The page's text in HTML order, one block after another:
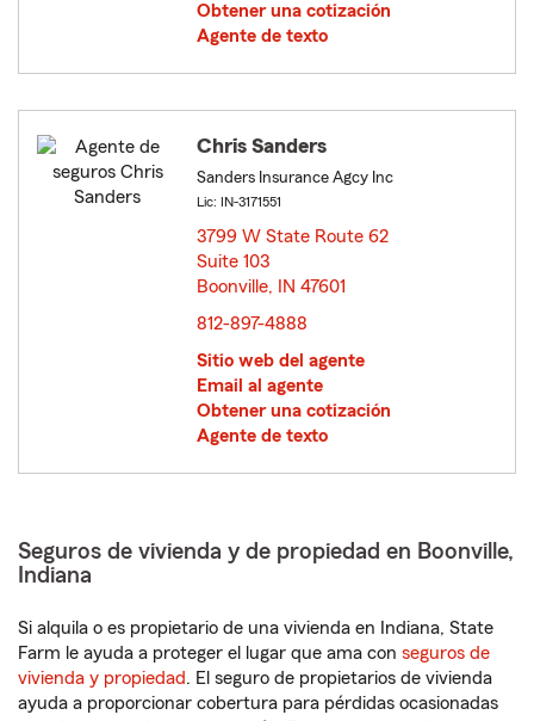
Obtener una cotización
Agente de texto
Chris Sanders
Sanders Insurance Agcy Inc
Lic: IN-3171551
3799 W State Route 62
Suite 103
Boonville, IN 47601
812-897-4888
Sitio web del agente
Email al agente
Obtener una cotización
Agente de texto
Seguros de vivienda y de propiedad en Boonville,
Indiana
Si alquila o es propietario de una vivienda en Indiana, State
Farm le ayuda a proteger el lugar que ama con seguros de
vivienda y propiedad. El seguro de propietarios de vivienda
ayuda a proporcionar cobertura para pérdidas ocasionadas